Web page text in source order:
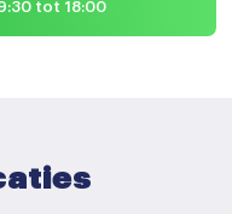
tot 18:00